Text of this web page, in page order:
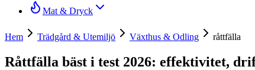
Mat & Dryck
Hem Trädgård & Utemiljö Växthus & Odling råttfälla
Råttfälla bäst i test 2026: effektivitet,